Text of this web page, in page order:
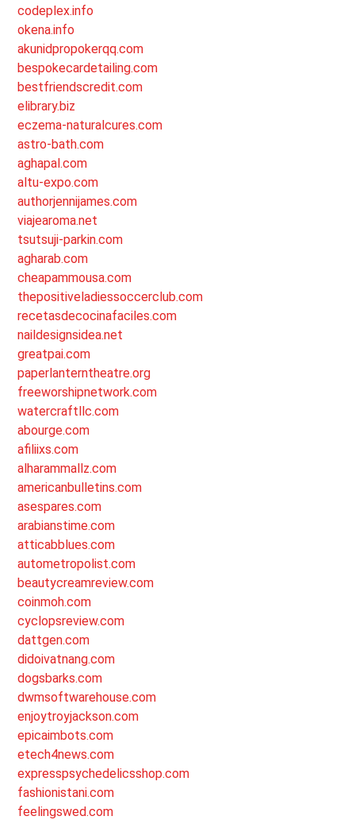
codeplex.info
okena.info
akunidpropokerqq.com
bespokecardetailing.com
bestfriendscredit.com
elibrary.biz
eczema-naturalcures.com
astro-bath.com
aghapal.com
altu-expo.com
authorjennijames.com
viajearoma.net
tsutsuji-parkin.com
agharab.com
cheapammousa.com
thepositiveladiessoccerclub.com
recetasdecocinafaciles.com
naildesignsidea.net
greatpai.com
paperlanterntheatre.org
freeworshipnetwork.com
watercraftllc.com
abourge.com
afiliixs.com
alharammallz.com
americanbulletins.com
asespares.com
arabianstime.com
atticabblues.com
autometropolist.com
beautycreamreview.com
coinmoh.com
cyclopsreview.com
dattgen.com
didoivatnang.com
dogsbarks.com
dwmsoftwarehouse.com
enjoytroyjackson.com
epicaimbots.com
etech4news.com
expresspsychedelicsshop.com
fashionistani.com
feelingswed.com